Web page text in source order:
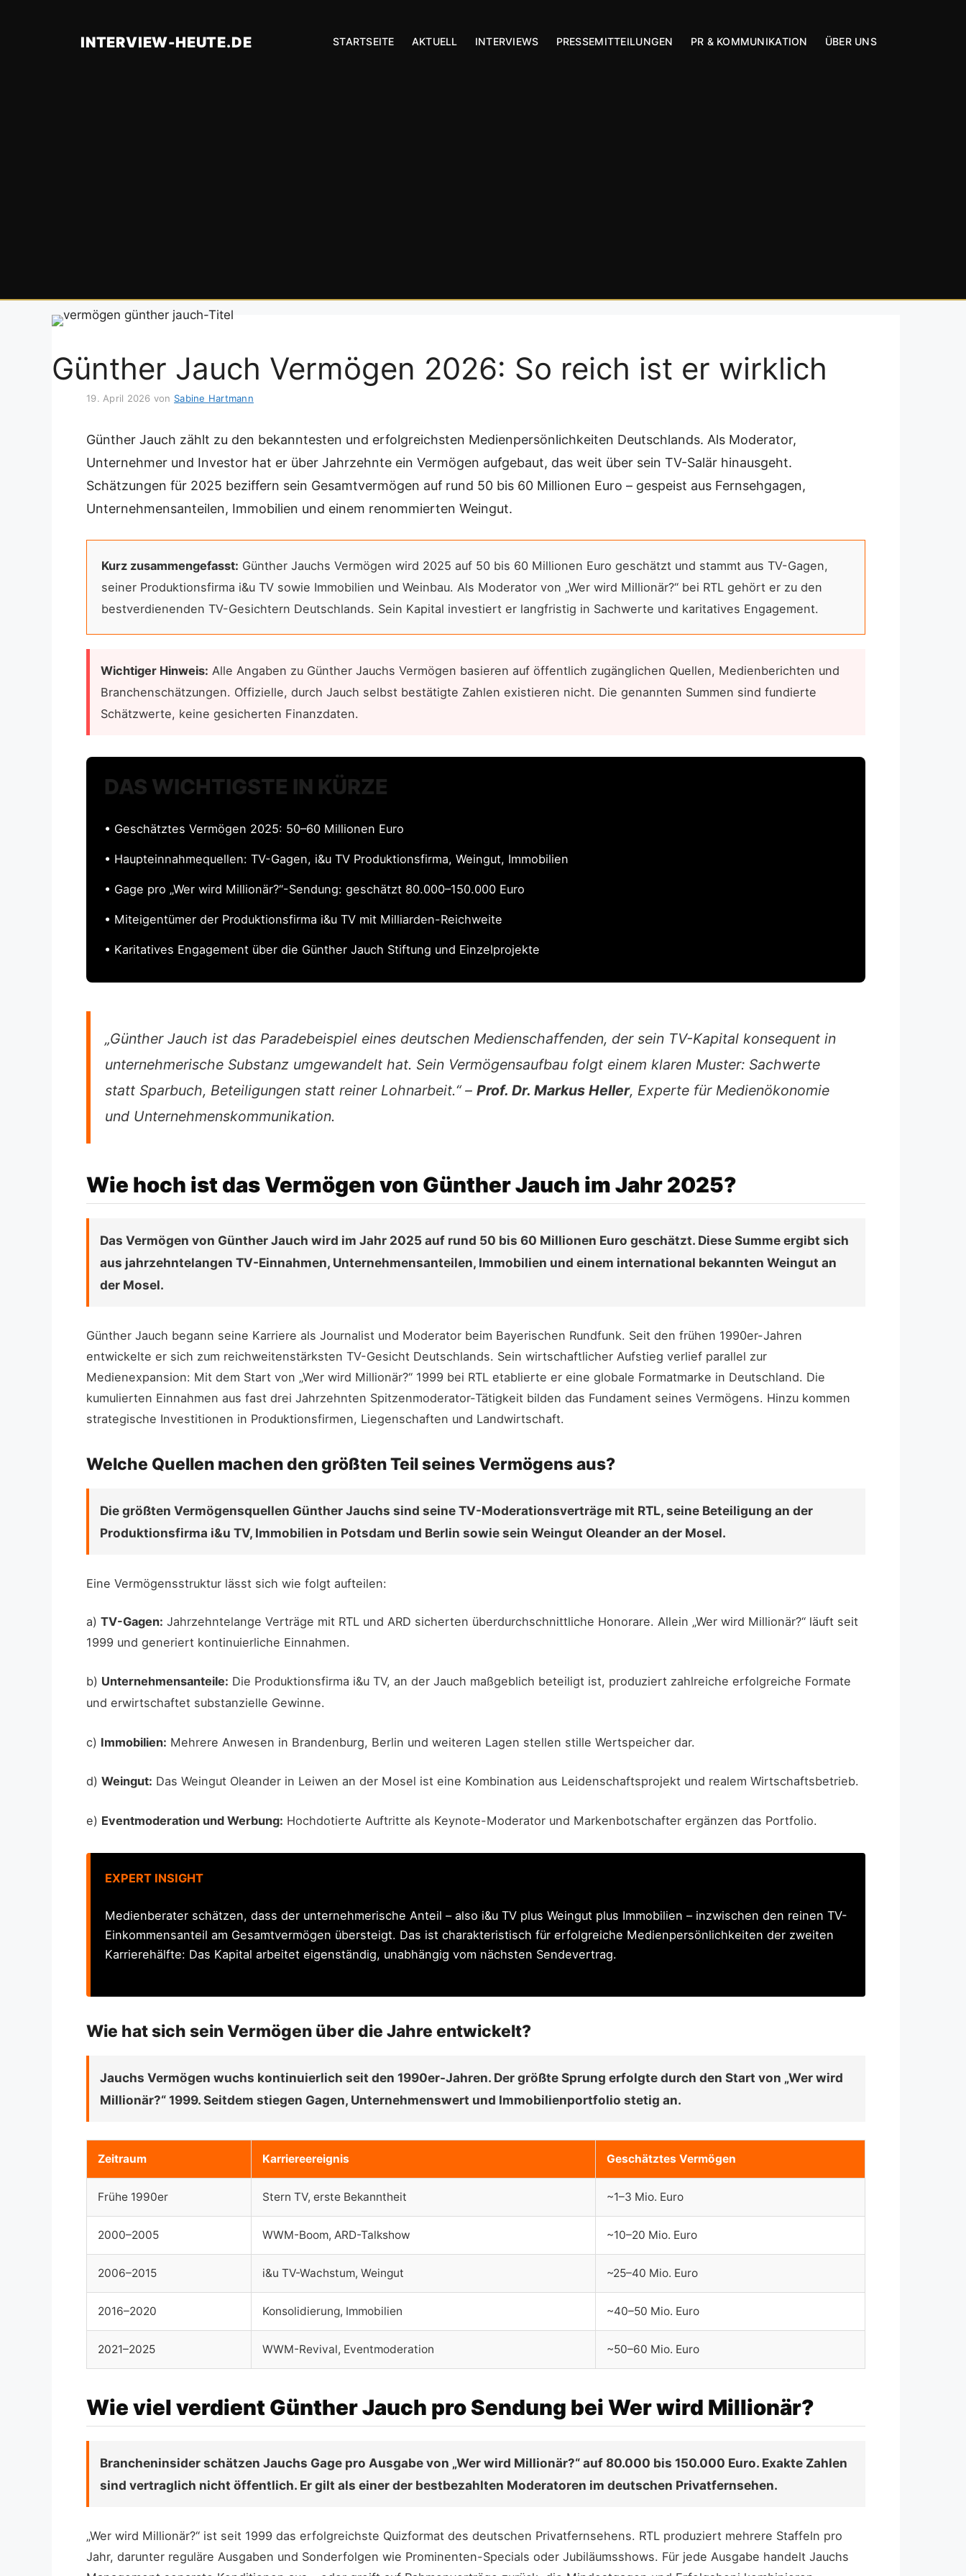
INTERVIEW-HEUTE.DE STARTSEITE AKTUELL INTERVIEWS PRESSEMITTEILUNGEN PR & KOMMUNIKATION ÜBER UNS
Günther Jauch Vermögen 2026: So reich ist er wirklich
19. April 2026 von Sabine Hartmann
Günther Jauch zählt zu den bekanntesten und erfolgreichsten Medienpersönlichkeiten Deutschlands. Als Moderator,
Unternehmer und Investor hat er über Jahrzehnte ein Vermögen aufgebaut, das weit über sein TV-Salär hinausgeht.
Schätzungen für 2025 beziffern sein Gesamtvermögen auf rund 50 bis 60 Millionen Euro – gespeist aus Fernsehgagen,
Unternehmensanteilen, Immobilien und einem renommierten Weingut.
Kurz zusammengefasst: Günther Jauchs Vermögen wird 2025 auf 50 bis 60 Millionen Euro geschätzt und stammt aus TV-Gagen,
seiner Produktionsfirma i&u TV sowie Immobilien und Weinbau. Als Moderator von „Wer wird Millionär?“ bei RTL gehört er zu den
bestverdienenden TV-Gesichtern Deutschlands. Sein Kapital investiert er langfristig in Sachwerte und karitatives Engagement.
Wichtiger Hinweis: Alle Angaben zu Günther Jauchs Vermögen basieren auf öffentlich zugänglichen Quellen, Medienberichten und
Branchenschätzungen. Offizielle, durch Jauch selbst bestätigte Zahlen existieren nicht. Die genannten Summen sind fundierte
Schätzwerte, keine gesicherten Finanzdaten.
DAS WICHTIGSTE IN KÜRZE
• Geschätztes Vermögen 2025: 50–60 Millionen Euro
• Haupteinnahmequellen: TV-Gagen, i&u TV Produktionsfirma, Weingut, Immobilien
• Gage pro „Wer wird Millionär?“-Sendung: geschätzt 80.000–150.000 Euro
• Miteigentümer der Produktionsfirma i&u TV mit Milliarden-Reichweite
• Karitatives Engagement über die Günther Jauch Stiftung und Einzelprojekte
„Günther Jauch ist das Paradebeispiel eines deutschen Medienschaffenden, der sein TV-Kapital konsequent in
unternehmerische Substanz umgewandelt hat. Sein Vermögensaufbau folgt einem klaren Muster: Sachwerte
statt Sparbuch, Beteiligungen statt reiner Lohnarbeit.“ – Prof. Dr. Markus Heller, Experte für Medienökonomie
und Unternehmenskommunikation.
Wie hoch ist das Vermögen von Günther Jauch im Jahr 2025?
Das Vermögen von Günther Jauch wird im Jahr 2025 auf rund 50 bis 60 Millionen Euro geschätzt. Diese Summe ergibt sich
aus jahrzehntelangen TV-Einnahmen, Unternehmensanteilen, Immobilien und einem international bekannten Weingut an
der Mosel.
Günther Jauch begann seine Karriere als Journalist und Moderator beim Bayerischen Rundfunk. Seit den frühen 1990er-Jahren
entwickelte er sich zum reichweitenstärksten TV-Gesicht Deutschlands. Sein wirtschaftlicher Aufstieg verlief parallel zur
Medienexpansion: Mit dem Start von „Wer wird Millionär?“ 1999 bei RTL etablierte er eine globale Formatmarke in Deutschland. Die
kumulierten Einnahmen aus fast drei Jahrzehnten Spitzenmoderator-Tätigkeit bilden das Fundament seines Vermögens. Hinzu kommen
strategische Investitionen in Produktionsfirmen, Liegenschaften und Landwirtschaft.
Welche Quellen machen den größten Teil seines Vermögens aus?
Die größten Vermögensquellen Günther Jauchs sind seine TV-Moderationsverträge mit RTL, seine Beteiligung an der
Produktionsfirma i&u TV, Immobilien in Potsdam und Berlin sowie sein Weingut Oleander an der Mosel.
Eine Vermögensstruktur lässt sich wie folgt aufteilen:
a) TV-Gagen: Jahrzehntelange Verträge mit RTL und ARD sicherten überdurchschnittliche Honorare. Allein „Wer wird Millionär?“ läuft seit
1999 und generiert kontinuierliche Einnahmen.
b) Unternehmensanteile: Die Produktionsfirma i&u TV, an der Jauch maßgeblich beteiligt ist, produziert zahlreiche erfolgreiche Formate
und erwirtschaftet substanzielle Gewinne.
c) Immobilien: Mehrere Anwesen in Brandenburg, Berlin und weiteren Lagen stellen stille Wertspeicher dar.
d) Weingut: Das Weingut Oleander in Leiwen an der Mosel ist eine Kombination aus Leidenschaftsprojekt und realem Wirtschaftsbetrieb.
e) Eventmoderation und Werbung: Hochdotierte Auftritte als Keynote-Moderator und Markenbotschafter ergänzen das Portfolio.
EXPERT INSIGHT
Medienberater schätzen, dass der unternehmerische Anteil – also i&u TV plus Weingut plus Immobilien – inzwischen den reinen TV-
Einkommensanteil am Gesamtvermögen übersteigt. Das ist charakteristisch für erfolgreiche Medienpersönlichkeiten der zweiten
Karrierehälfte: Das Kapital arbeitet eigenständig, unabhängig vom nächsten Sendevertrag.
Wie hat sich sein Vermögen über die Jahre entwickelt?
Jauchs Vermögen wuchs kontinuierlich seit den 1990er-Jahren. Der größte Sprung erfolgte durch den Start von „Wer wird
Millionär?“ 1999. Seitdem stiegen Gagen, Unternehmenswert und Immobilienportfolio stetig an.
Zeitraum Karriereereignis Geschätztes Vermögen
Frühe 1990er Stern TV, erste Bekanntheit ~1–3 Mio. Euro
2000–2005 WWM-Boom, ARD-Talkshow ~10–20 Mio. Euro
2006–2015 i&u TV-Wachstum, Weingut ~25–40 Mio. Euro
2016–2020 Konsolidierung, Immobilien ~40–50 Mio. Euro
2021–2025 WWM-Revival, Eventmoderation ~50–60 Mio. Euro
Wie viel verdient Günther Jauch pro Sendung bei Wer wird Millionär?
Brancheninsider schätzen Jauchs Gage pro Ausgabe von „Wer wird Millionär?“ auf 80.000 bis 150.000 Euro. Exakte Zahlen
sind vertraglich nicht öffentlich. Er gilt als einer der bestbezahlten Moderatoren im deutschen Privatfernsehen.
„Wer wird Millionär?“ ist seit 1999 das erfolgreichste Quizformat des deutschen Privatfernsehens. RTL produziert mehrere Staffeln pro
Jahr, darunter reguläre Ausgaben und Sonderfolgen wie Prominenten-Specials oder Jubiläumsshows. Für jede Ausgabe handelt Jauchs